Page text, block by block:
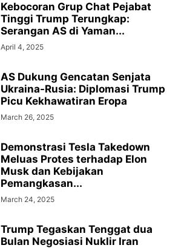
Kebocoran Grup Chat Pejabat
Tinggi Trump Terungkap:
Serangan AS di Yaman...
April 4, 2025
AS Dukung Gencatan Senjata
Ukraina-Rusia: Diplomasi Trump
Picu Kekhawatiran Eropa
March 26, 2025
Demonstrasi Tesla Takedown
Meluas Protes terhadap Elon
Musk dan Kebijakan
Pemangkasan...
March 24, 2025
Trump Tegaskan Tenggat dua
Bulan Negosiasi Nuklir Iran